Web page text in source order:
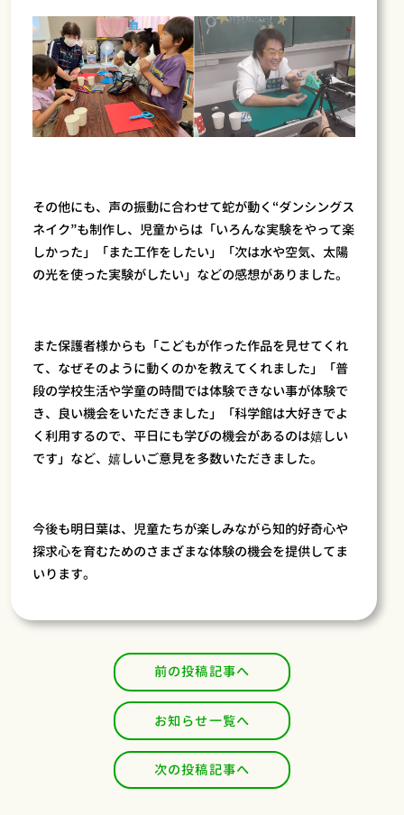
その他にも、声の振動に合わせて蛇が動く“ダンシングス
ネイク”も制作し、児童からは「いろんな実験をやって楽
しかった」「また工作をしたい」「次は水や空気、太陽
の光を使った実験がしたい」などの感想がありました。
また保護者様からも「こどもが作った作品を見せてくれ
て、なぜそのように動くのかを教えてくれました」「普
段の学校生活や学童の時間では体験できない事が体験で
き、良い機会をいただきました」「科学館は大好きでよ
く利用するので、平日にも学びの機会があるのは嬉しい
です」など、嬉しいご意見を多数いただきました。
今後も明日葉は、児童たちが楽しみながら知的好奇心や
探求心を育むためのさまざまな体験の機会を提供してま
いります。
前の投稿記事へ
お知らせ一覧へ
次の投稿記事へ